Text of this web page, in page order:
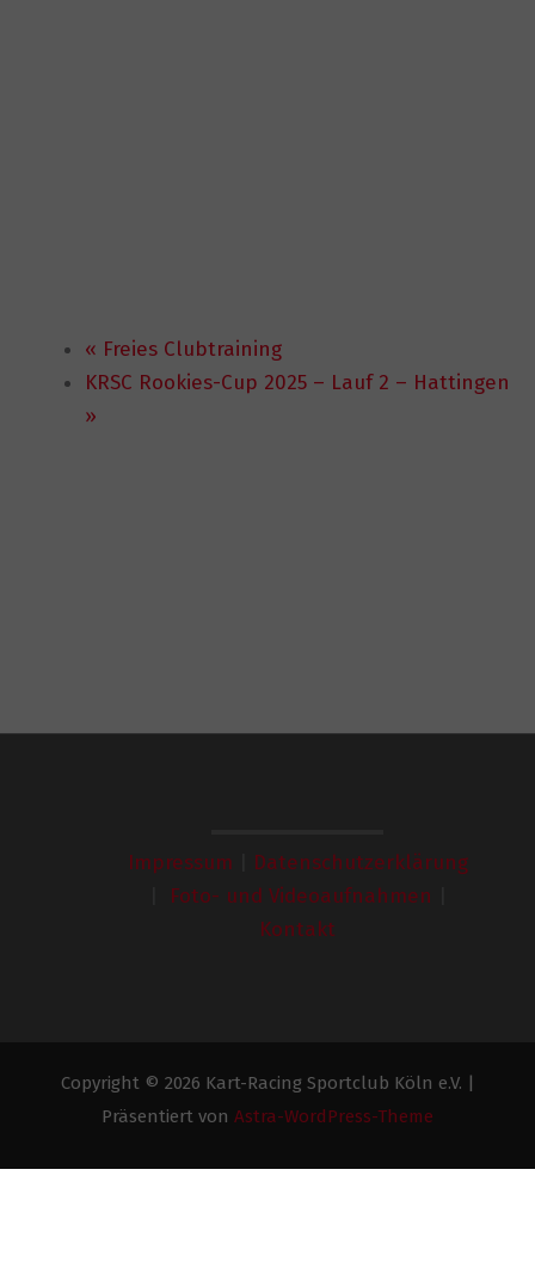
« Freies Clubtraining
KRSC Rookies-Cup 2025 – Lauf 2 – Hattingen
»
Impressum
Datenschutzerklärung
Foto- und Videoaufnahmen
Kontakt
Copyright © 2026 Kart-Racing Sportclub Köln e.V. |
Präsentiert von Astra-WordPress-Theme